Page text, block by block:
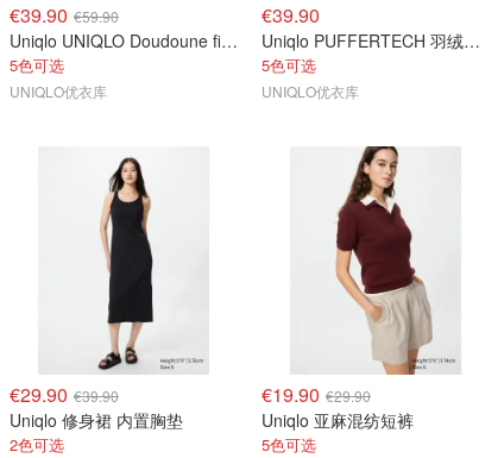
€39.90 €59.90
Uniqlo UNIQLO Doudoune fine compacte 女士羽绒服
5色可选
UNIQLO优衣库
€39.90
Uniqlo PUFFERTECH 羽绒背心
5色可选
UNIQLO优衣库
€29.90 €39.90
Uniqlo 修身裙 内置胸垫
2色可选
€19.90 €29.90
Uniqlo 亚麻混纺短裤
5色可选